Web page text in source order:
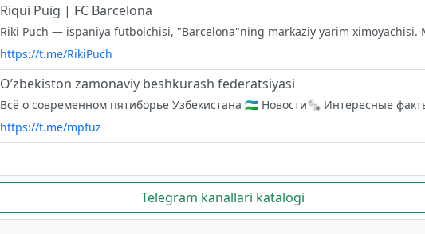
Riqui Puig | FC Barcelona
https://t.me/RikiPuch
O’zbekiston zamonaviy beshkurash federatsiyasi
https://t.me/mpfuz
Telegram kanallari katalogi